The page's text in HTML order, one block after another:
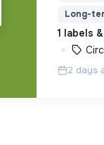
Long-
1 labels
2 days